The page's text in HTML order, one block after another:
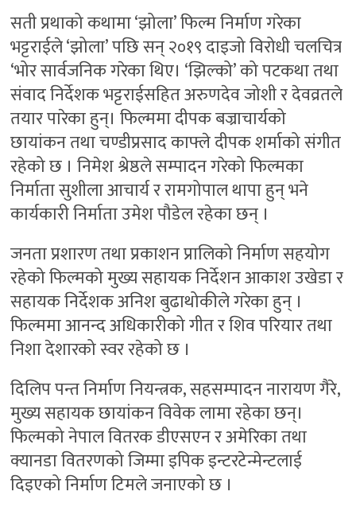
सती प्रथाको कथामा ‘झोला’ फिल्म निर्माण गरेका
भट्टराईले ‘झोला’ पछि सन् २०१९ दाइजो विरोधी चलचित्र
‘भोर सार्वजनिक गरेका थिए। ‘झिल्को’ को पटकथा तथा
संवाद निर्देशक भट्टराईसहित अरुणदेव जोशी र देवव्रतले
तयार पारेका हुन्। फिल्ममा दीपक बज्राचार्यको
छायांकन तथा चण्डीप्रसाद काफ्ले दीपक शर्माको संगीत
रहेको छ । निमेश श्रेष्ठले सम्पादन गरेको फिल्मका
निर्माता सुशीला आचार्य र रामगोपाल थापा हुन् भने
कार्यकारी निर्माता उमेश पौडेल रहेका छन् ।
जनता प्रशारण तथा प्रकाशन प्रालिको निर्माण सहयोग
रहेको फिल्मको मुख्य सहायक निर्देशन आकाश उखेडा र
सहायक निर्देशक अनिश बुढाथोकीले गरेका हुन् ।
फिल्ममा आनन्द अधिकारीको गीत र शिव परियार तथा
निशा देशारको स्वर रहेको छ ।
दिलिप पन्त निर्माण नियन्त्रक, सहसम्पादन नारायण गैरे,
मुख्य सहायक छायांकन विवेक लामा रहेका छन्।
फिल्मको नेपाल वितरक डीएसएन र अमेरिका तथा
क्यानडा वितरणको जिम्मा इपिक इन्टरटेन्मेन्टलाई
दिइएको निर्माण टिमले जनाएको छ ।